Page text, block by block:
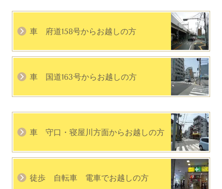
車 府道158号からお越しの方
車 国道163号からお越しの方
車 守口・寝屋川方面からお越しの方
徒歩 自転車 電車でお越しの方